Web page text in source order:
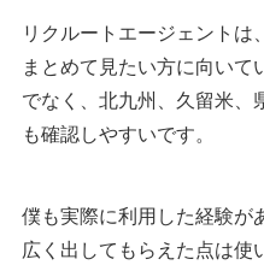
リクルートエージェントは
まとめて見たい方に向いて
でなく、北九州、久留米、
も確認しやすいです。
僕も実際に利用した経験が
広く出してもらえた点は使